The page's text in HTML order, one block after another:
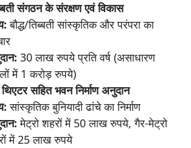
संगठन के संरक्षण एवं विकास
: बौद्ध/तिब्बती सांस्कृतिक और परंपरा का
: 30 लाख रुपये प्रति वर्ष (असाधारण
में 1 करोड़ रुपये)
थिएटर सहित भवन निर्माण अनुदान
: सांस्कृतिक बुनियादी ढांचे का निर्माण
: मेट्रो शहरों में 50 लाख रुपये, गैर-मेट्रो
में 25 लाख रुपये